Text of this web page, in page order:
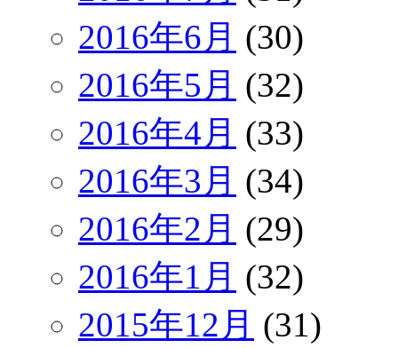
2016年6月 (30)
2016年5月 (32)
2016年4月 (33)
2016年3月 (34)
2016年2月 (29)
2016年1月 (32)
2015年12月 (31)